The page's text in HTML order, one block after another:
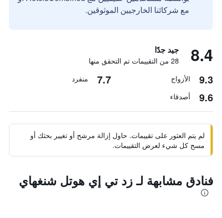
مع شركائنا الخارجيين الموثوقين.
8.4 جيد جدًا
28 من التقييمات تم التحقق منها
9.3 الأزواج 7.7 منفرد
9.6 أصدقاء
لم يتم العثور على تقييمات. حاول إزالة مرشح أو تغيير بحثك أو
مسح كل شيء لعرض التقييمات.
فنادق مشابهة لـ زد تي إي هوتل شنغهاي